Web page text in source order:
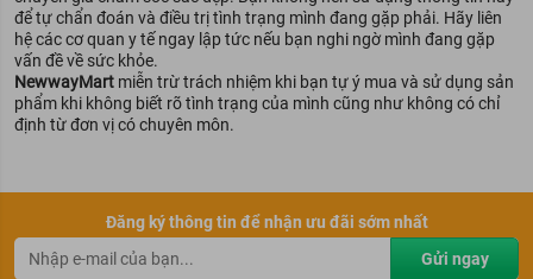
để tự chẩn đoán và điều trị tình trạng mình đang gặp phải. Hãy liên
hệ các cơ quan y tế ngay lập tức nếu bạn nghi ngờ mình đang gặp
vấn đề về sức khỏe.
NewwayMart miễn trừ trách nhiệm khi bạn tự ý mua và sử dụng sản
phẩm khi không biết rõ tình trạng của mình cũng như không có chỉ
định từ đơn vị có chuyên môn.
Đăng ký thông tin để nhận ưu đãi sớm nhất
Gửi ngay